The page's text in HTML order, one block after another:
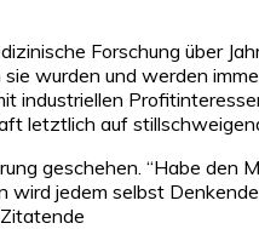
Forschung über
wurden und werden
letztlich auf
geschehen. “Habe den
jedem selbst